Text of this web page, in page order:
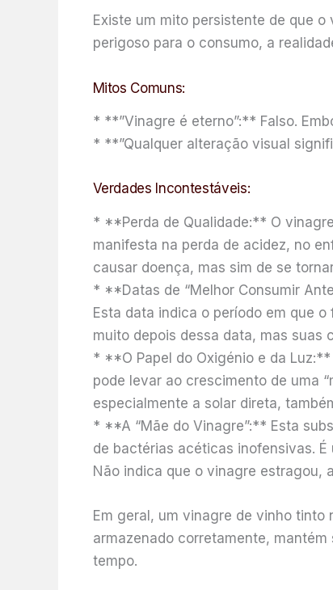
Existe um mito persistente de que
perigoso para o consumo, a
Mitos Comuns:
* **”Vinagre é eterno”:** Falso.
* **”Qualquer alteração visual
Verdades Incontestáveis:
* **Perda de Qualidade:** O
manifesta na perda de acidez, no
causar doença, mas sim de se
* **Datas de “Melhor Consumir
Esta data indica o período em que
muito depois dessa data, mas suas
* **O Papel do Oxigénio e da
pode levar ao crescimento de uma
especialmente a solar direta,
* **A “Mãe do Vinagre”:** Esta
de bactérias acéticas inofensivas.
Não indica que o vinagre estragou,
Em geral, um vinagre de vinho
armazenado corretamente,
tempo.